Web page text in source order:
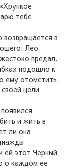
тебе
возвращается в
Лео
предал.
подошло к
ему отомстить.
цели
и жить в
ли она
ей этот Черный
о каждом ее